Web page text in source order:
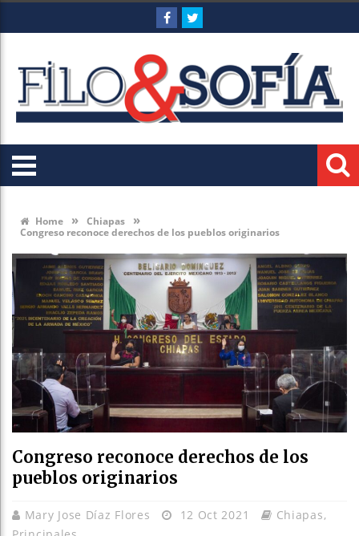
Home » Chiapas »
Congreso reconoce derechos de los pueblos originarios
Congreso reconoce derechos de los
pueblos originarios
Mary Jose Díaz Flores 12 Oct 2021 Chiapas,